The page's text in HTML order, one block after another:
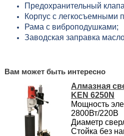
Предохранительный
Корпус с легкосъемными
Рама с виброподушками;
Заводская заправка
Вам может быть интересно
Алмазная
KEN 6250N
Мощность
2800Вт/220В
Диаметр
Стойка без